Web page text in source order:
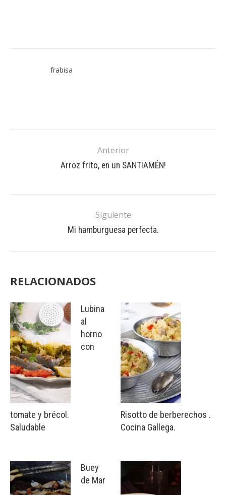
frabisa
Anterior
Arroz frito, en un SANTIAMÉN!
Siguiente
Mi hamburguesa perfecta.
RELACIONADOS
Lubina
al
horno
con
tomate y brécol.
Saludable
Buey
de Mar
Risotto de berberechos .
Cocina Gallega.